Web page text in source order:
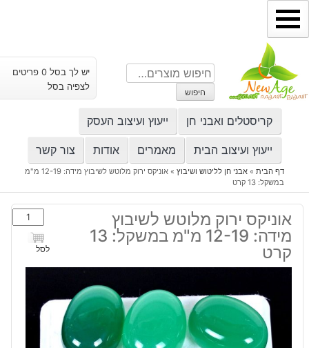
דילוג
לתוכן
חיפוש
עבור:
חיפוש
יש לך בסל 0 פריטים
לצפיה בסל
קריסטלים ואבני חן ייעוץ ועיצוב העסק
ייעוץ ועיצוב הבית מאמרים אודות צור קשר
דף הבית» אבני חן לליטוש ושיבוץ»
אוניקס ירוק מלוטש לשיבוץ מידה: 12-19 מ"מ
במשקל: 13 קרט
אוניקס ירוק מלוטש לשיבוץ
מידה: 12-19 מ"מ במשקל: 13
קרט
כמות
של
אוניקס
מידה:
לסל